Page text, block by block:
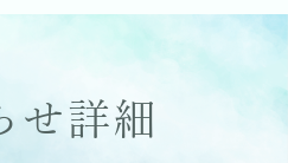
せ詳細